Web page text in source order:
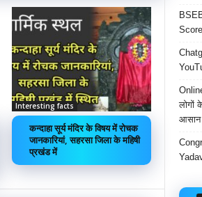
Interesting facts
कन्दाहा सूर्य मंदिर के विषय में रोचक
जानकारियां, सहरसा जिला के महिषी
प्रखंड में
लोगों
आसान